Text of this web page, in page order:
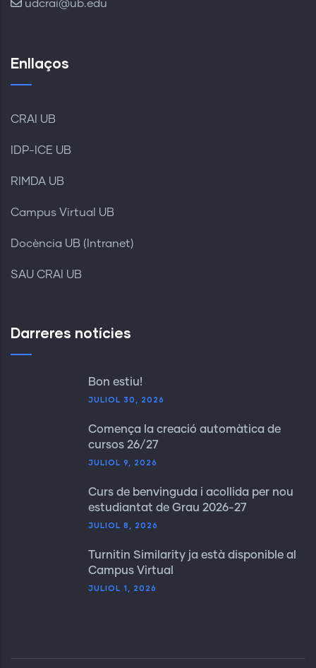
udcrai@ub.edu
Enllaços
CRAI UB
IDP-ICE UB
RIMDA UB
Campus Virtual UB
Docència UB (Intranet)
SAU CRAI UB
Darreres notícies
Bon estiu!
JULIOL 30, 2026
Comença la creació automàtica de
cursos 26/27
JULIOL 9, 2026
Curs de benvinguda i acollida per nou
estudiantat de Grau 2026-27
JULIOL 8, 2026
Turnitin Similarity ja està disponible al
Campus Virtual
JULIOL 1, 2026